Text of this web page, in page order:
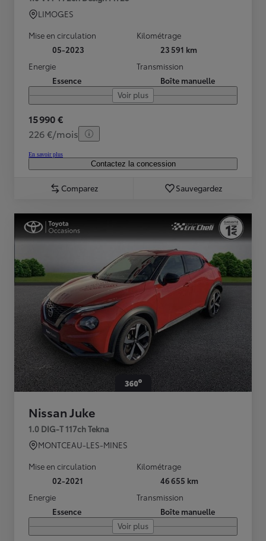
LIMOGES
Mise en circulation
05-2023
Kilométrage
23 591 km
Energie
Essence
Transmission
Boîte manuelle
Voir plus
15 990 €
226 €/mois
En savoir plus
Contactez la concession
Comparez Sauvegardez
Nissan Juke
1.0 DIG-T 117ch Tekna
MONTCEAU-LES-MINES
Mise en circulation
02-2021
Kilométrage
46 655 km
Energie
Essence
Transmission
Boîte manuelle
Voir plus